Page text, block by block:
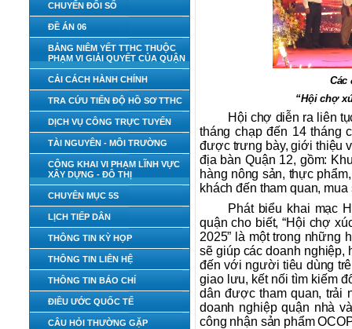
CHUYỂN ĐỔI SỐ
ĐỀ ÁN 06
BẢNG NIÊM YẾT TTHC THUỘC
PHẠM VI GIẢI QUYẾT CỦA QUẬN
CẢI CÁCH HÀNH CHÍNH
TRA CỨU TIẾN ĐỘ HỒ SƠ TTHC
DỊCH VỤ CÔNG TRỰC TUYẾN
TÀI NGUYÊN - MÔI TRƯỜNG
CÔNG KHAI VI PHẠM LĨNH VỰC
XÂY DỰNG - ĐÔ THỊ
CHUYÊN MỤC 5S
LỊCH TIẾP DÂN
THÔNG TIN KỲ HỌP
THÔNG TIN LIÊN HỆ
THÔNG TIN BÁO CHÍ
ĐIỀU ƯỚC QUỐC TẾ
CÂU HỎI THƯỜNG GẶP
Các
“Hội chợ
Hội chợ diễn ra liên
tháng chạp đến 14 tháng
được trưng bày, giới thiệu
địa bàn Quận 12, gồm:
hàng nông sản, thực
khách đến tham quan,
Phát biểu khai mạc
quận cho biết, “Hội chợ
2025” là một trong những
sẽ giúp các doanh nghiệp,
đến với người tiêu dùng
giao lưu, kết nối tìm kiếm
dân được tham quan, trải
doanh nghiệp quận nhà
công nhận sản phẩm